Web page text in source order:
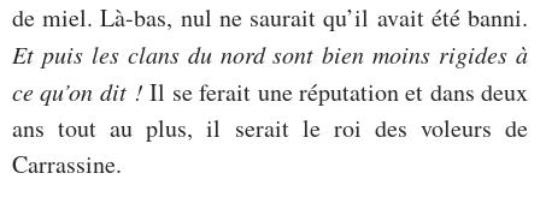
de miel. Là-bas, nul ne saurait qu’il avait été banni.
Et puis les clans du nord sont bien moins rigides à
ce qu’on dit !Il se ferait une réputation et dans deux
ans tout au plus, il serait le roi des voleurs de
Carrassine.